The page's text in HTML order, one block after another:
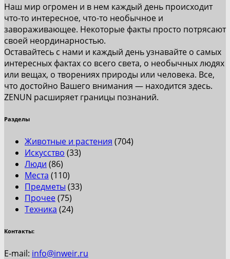
Наш мир огромен и в нем каждый день происходит
что-то интересное, что-то необычное и
завораживающее. Некоторые факты просто потрясают
своей неординарностью.
Оставайтесь с нами и каждый день узнавайте о самых
интересных фактах со всего света, о необычных людях
или вещах, о творениях природы или человека. Все,
что достойно Вашего внимания — находится здесь.
ZENUN расширяет границы познаний.
Разделы
Животные и растения (704)
Искусство (33)
Люди (86)
Места (110)
Предметы (33)
Прочее(75)
Техника (24)
Контакты:
E-mail: info@inweir.ru